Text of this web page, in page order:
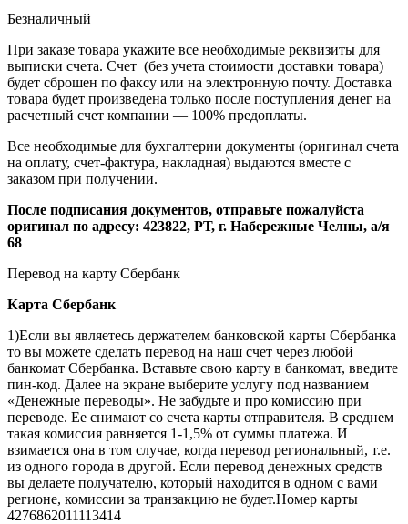
Безналичный
При заказе товара укажите все необходимые реквизиты для
выписки счета. Счет (без учета стоимости доставки товара)
будет сброшен по факсу или на электронную почту. Доставка
товара будет произведена только после поступления денег на
расчетный счет компании — 100% предоплаты.
Все необходимые для бухгалтерии документы (оригинал счета
на оплату, счет-фактура, накладная) выдаются вместе с
заказом при получении.
После подписания документов, отправьте пожалуйста
оригинал по адресу: 423822, РТ, г. Набережные Челны, а/я
68
Перевод на карту Сбербанк
Карта Сбербанк
1)Если вы являетесь держателем банковской карты Сбербанка
то вы можете сделать перевод на наш счет через любой
банкомат Сбербанка. Вставьте свою карту в банкомат, введите
пин-код. Далее на экране выберите услугу под названием
«Денежные переводы». Не забудьте и про комиссию при
переводе. Ее снимают со счета карты отправителя. В среднем
такая комиссия равняется 1-1,5% от суммы платежа. И
взимается она в том случае, когда перевод региональный, т.е.
из одного города в другой. Если перевод денежных средств
вы делаете получателю, который находится в одном с вами
регионе, комиссии за транзакцию не будет.Номер карты
4276862011113414